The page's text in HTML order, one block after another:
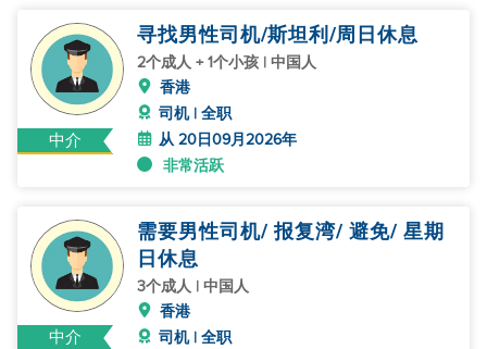
中介
寻找男性司机/斯坦利/周日休息
2个成人 + 1个小孩 | 中国人
香港
司机 | 全职
从 20日09月2026年
非常活跃
中介
需要男性司机/ 报复湾/ 避免/ 星期
日休息
3个成人 | 中国人
香港
司机 | 全职